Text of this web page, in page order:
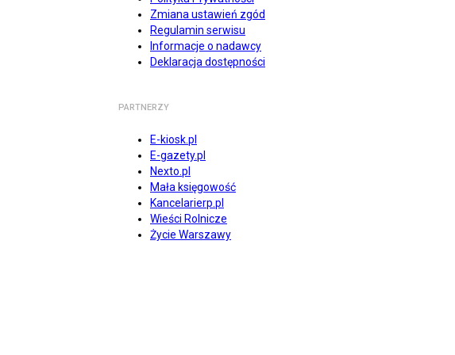
Zmiana ustawień zgód
Regulamin serwisu
Informacje o nadawcy
Deklaracja dostępności
PARTNERZY
E-kiosk.pl
E-gazety.pl
Nexto.pl
Mała księgowość
Kancelarierp.pl
Wieści Rolnicze
Życie Warszawy